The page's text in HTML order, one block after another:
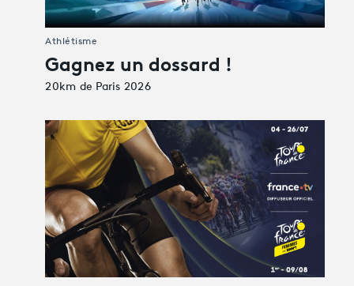
Gagnez un dossard !
20km de Paris 2026
Athlétisme